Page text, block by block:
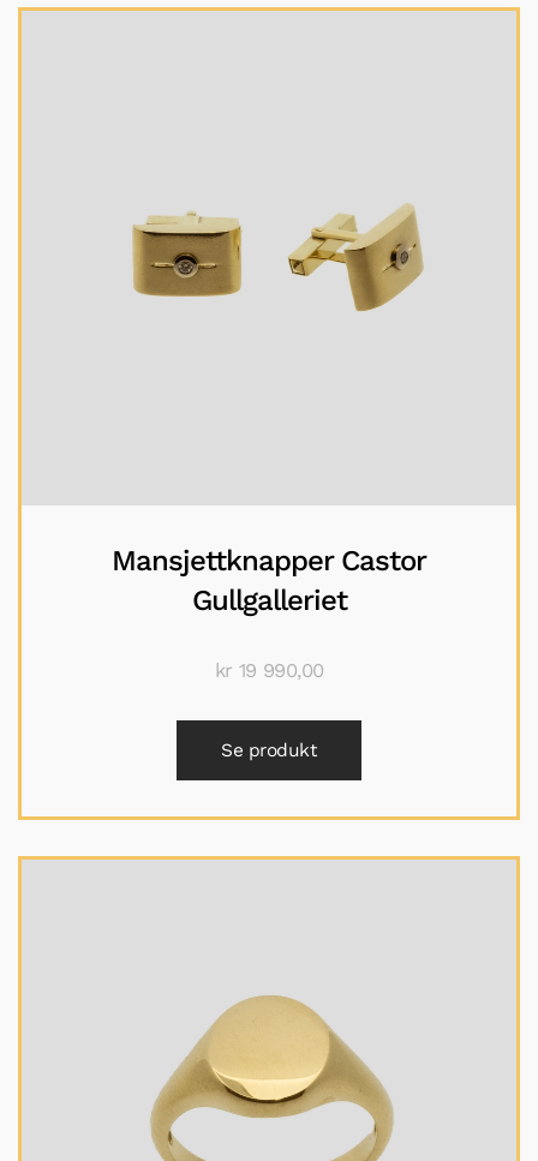
Mansjettknapper Castor
Gullgalleriet
kr 19 990,00
Se produkt